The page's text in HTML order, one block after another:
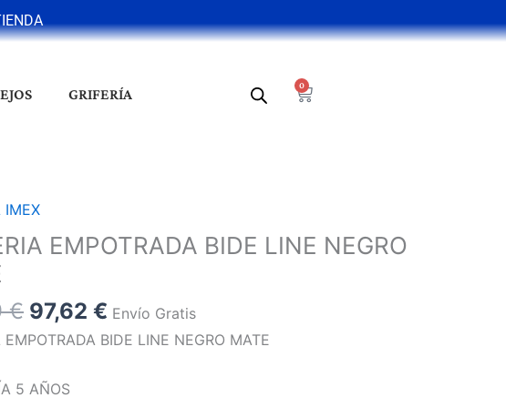
GRIFERÍA
0
Cart
IMEX
EMPOTRADA BIDE LINE NEGRO
€
El
precio
original
131,89 €.
97,62 €
precio
actual
97,62 €.
Envío Gratis
EMPOTRADA BIDE LINE NEGRO MATE
5 AÑOS